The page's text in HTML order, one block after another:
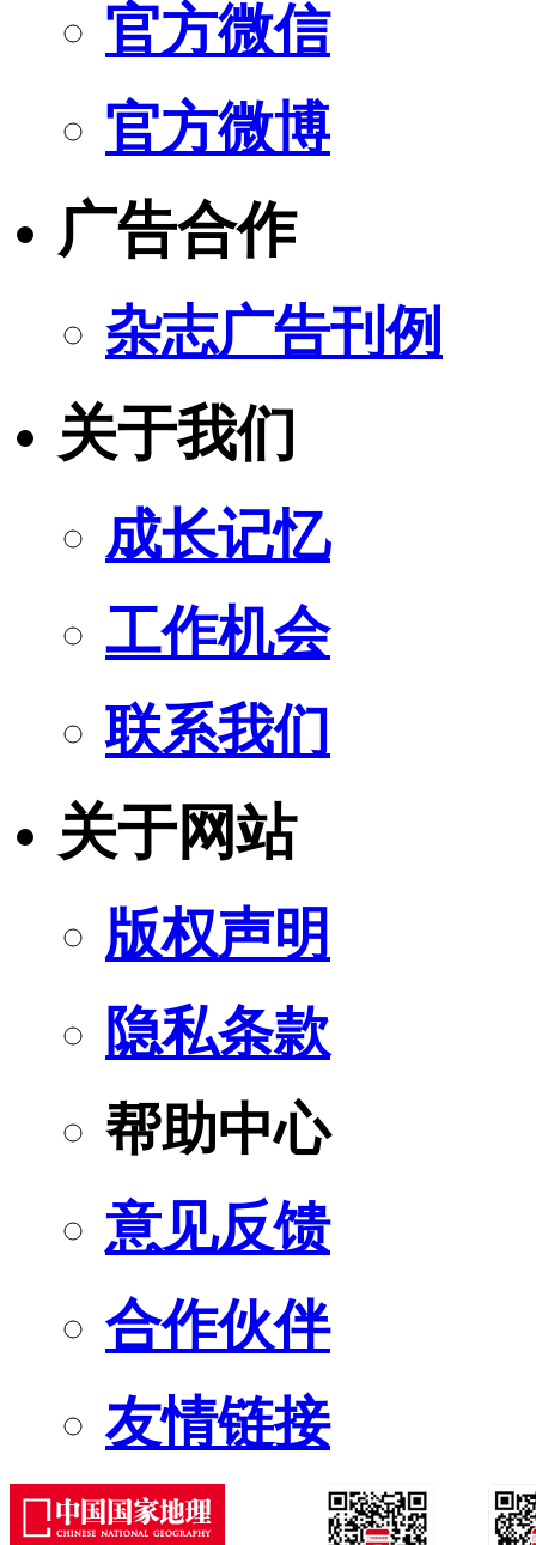
官方微信
官方微博
广告合作
杂志广告刊例
关于我们
成长记忆
工作机会
联系我们
关于网站
版权声明
隐私条款
帮助中心
意见反馈
合作伙伴
友情链接